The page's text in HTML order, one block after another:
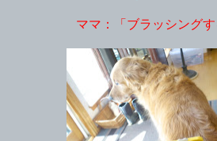
ママ：「ブラッシングす